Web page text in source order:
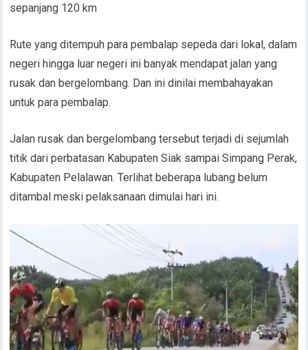
sepanjang 120 km
Rute yang ditempuh para pembalap sepeda dari lokal, dalam
negeri hingga luar negeri ini banyak mendapat jalan yang
rusak dan bergelombang. Dan ini dinilai membahayakan
untuk para pembalap.
Jalan rusak dan bergelombang tersebut terjadi di sejumlah
titik dari perbatasan Kabupaten Siak sampai Simpang Perak,
Kabupaten Pelalawan. Terlihat beberapa lubang belum
ditambal meski pelaksanaan dimulai hari ini.